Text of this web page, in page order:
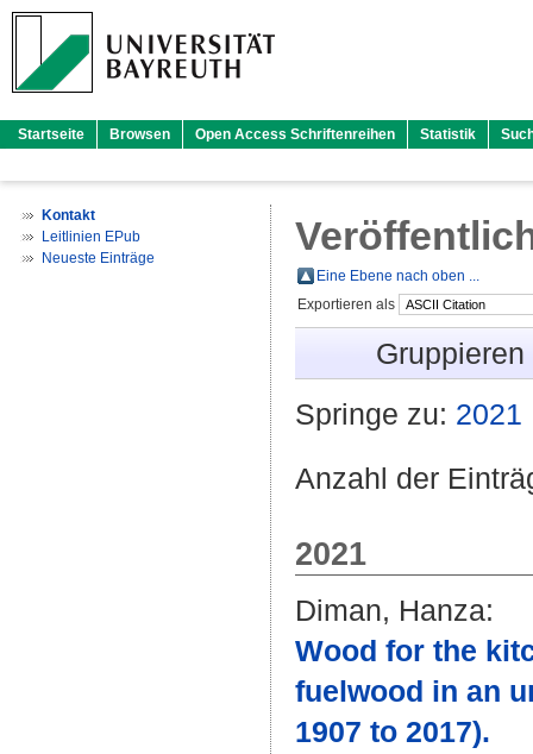
Startseite Browsen Open Access Schriftenreihen Statistik
Kontakt
Leitlinien EPub
Neueste Einträge
Eine Ebene nach oben ...
Exportieren als
Springe zu: 2021
Anzahl der
2021
Diman, Hanza:
Wood for the
fuelwood in an
1907 to 2017).